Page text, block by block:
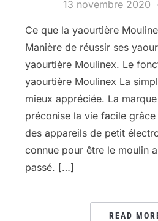
13 novembre 2020
Ce que la yaourtière
Manière de réussir ses
yaourtière Moulinex. Le
yaourtière Moulinex La
mieux appréciée. La
préconise la vie facile
des appareils de petit
connue pour être le moulin
passé. […]
READ